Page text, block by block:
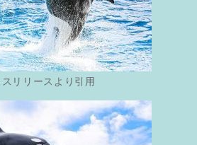
スリリースより引用